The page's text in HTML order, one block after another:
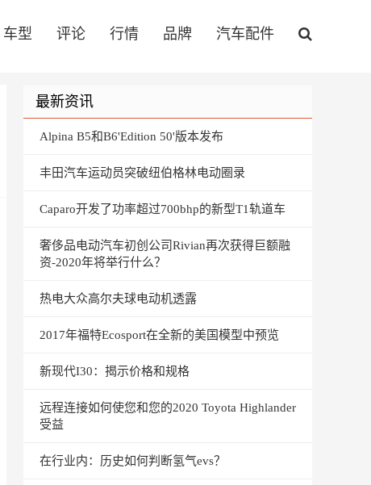
车型 评论 行情 品牌 汽车配件
最新资讯
Alpina B5和B6'Edition 50'版本发布
丰田汽车运动员突破纽伯格林电动圈录
Caparo开发了功率超过700bhp的新型T1轨道车
奢侈品电动汽车初创公司Rivian再次获得巨额融
资-2020年将举行什么？
热电大众高尔夫球电动机透露
2017年福特Ecosport在全新的美国模型中预览
新现代I30：揭示价格和规格
远程连接如何使您和您的2020 Toyota Highlander
受益
在行业内：历史如何判断氢气evs？